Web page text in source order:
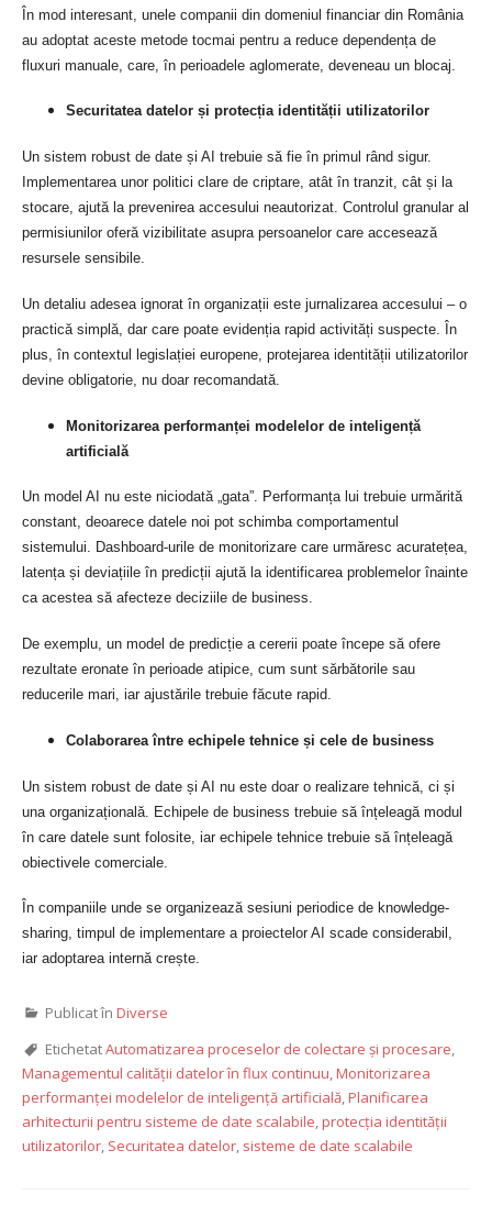
În mod interesant, unele companii din domeniul financiar din România
au adoptat aceste metode tocmai pentru a reduce dependența de
fluxuri manuale, care, în perioadele aglomerate, deveneau un blocaj.
Securitatea datelor și protecția identității utilizatorilor
Un sistem robust de date și AI trebuie să fie în primul rând sigur.
Implementarea unor politici clare de criptare, atât în tranzit, cât și la
stocare, ajută la prevenirea accesului neautorizat. Controlul granular al
permisiunilor oferă vizibilitate asupra persoanelor care accesează
resursele sensibile.
Un detaliu adesea ignorat în organizații este jurnalizarea accesului – o
practică simplă, dar care poate evidenția rapid activități suspecte. În
plus, în contextul legislației europene, protejarea identității utilizatorilor
devine obligatorie, nu doar recomandată.
Monitorizarea performanței modelelor de inteligență
artificială
Un model AI nu este niciodată „gata”. Performanța lui trebuie urmărită
constant, deoarece datele noi pot schimba comportamentul
sistemului. Dashboard-urile de monitorizare care urmăresc acuratețea,
latența și deviațiile în predicții ajută la identificarea problemelor înainte
ca acestea să afecteze deciziile de business.
De exemplu, un model de predicție a cererii poate începe să ofere
rezultate eronate în perioade atipice, cum sunt sărbătorile sau
reducerile mari, iar ajustările trebuie făcute rapid.
Colaborarea între echipele tehnice și cele de business
Un sistem robust de date și AI nu este doar o realizare tehnică, ci și
una organizațională. Echipele de business trebuie să înțeleagă modul
în care datele sunt folosite, iar echipele tehnice trebuie să înțeleagă
obiectivele comerciale.
În companiile unde se organizează sesiuni periodice de knowledge-
sharing, timpul de implementare a proiectelor AI scade considerabil,
iar adoptarea internă crește.
Publicat în Diverse
EtichetatAutomatizarea proceselor de colectare și procesare,
Managementul calității datelor în flux continuu,Monitorizarea
performanței modelelor de inteligență artificială,Planificarea
arhitecturii pentru sisteme de date scalabile,protecția identității
utilizatorilor, Securitatea datelor, sisteme de date scalabile